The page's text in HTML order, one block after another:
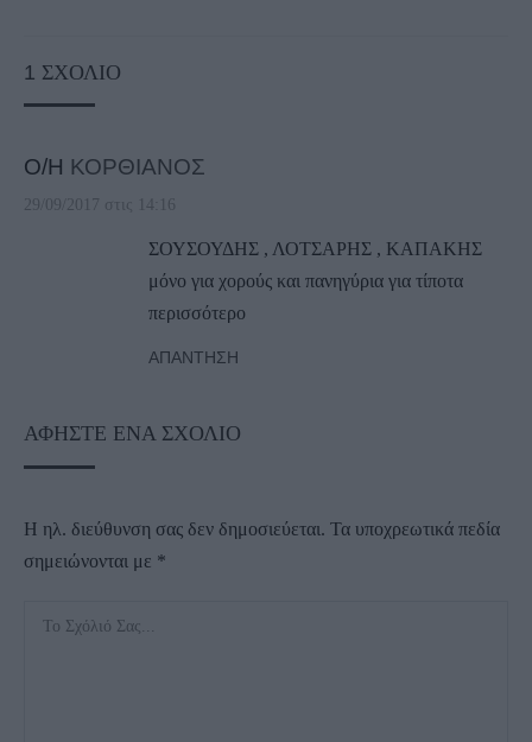
1 ΣΧΌΛΙΟ
Ο/Η ΚΟΡΘΙΑΝΟΣ
29/09/2017 στις 14:16
ΣΟΥΣΟΥΔΗΣ , ΛΟΤΣΑΡΗΣ , ΚΑΠΑΚΗΣ
μόνο για χορούς και πανηγύρια για τίποτα
περισσότερο
ΑΠΆΝΤΗΣΗ
ΑΦΉΣΤΕ ΈΝΑ ΣΧΌΛΙΟ
Η ηλ. διεύθυνση σας δεν δημοσιεύεται. Τα υποχρεωτικά πεδία
σημειώνονται με *